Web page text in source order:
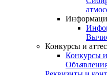
Конкурсы и
Конкурсы и